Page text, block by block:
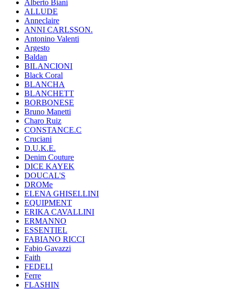
Alberto Biani
ALLUDE
Anneclaire
ANNI CARLSSON.
Antonino Valenti
Argesto
Baldan
BILANCIONI
Black Coral
BLANCHA
BLANCHETT
BORBONESE
Bruno Manetti
Charo Ruiz
CONSTANCE.C
Cruciani
D.U.K.E.
Denim Couture
DICE KAYEK
DOUCAL'S
DROMe
ELENA GHISELLINI
EQUIPMENT
ERIKA CAVALLINI
ERMANNO
ESSENTIEL
FABIANO RICCI
Fabio Gavazzi
Faith
FEDELI
Ferre
FLASHIN